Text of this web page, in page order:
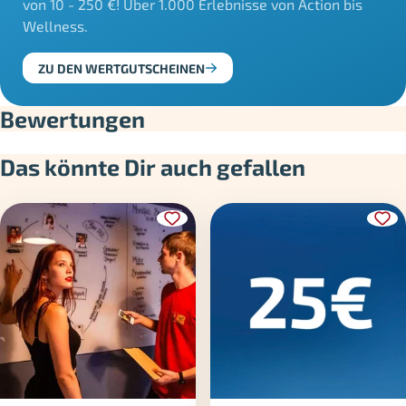
von 10 - 250 €! Über 1.000 Erlebnisse von Action bis
Wellness.
ZU DEN WERTGUTSCHEINEN
Bewertungen
Das könnte Dir auch gefallen